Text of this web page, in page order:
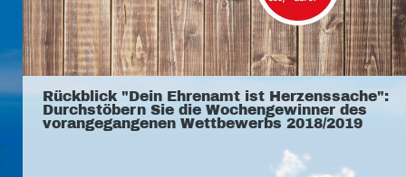
Rückblick "Dein Ehrenamt ist Herzenssache":
Durchstöbern Sie die Wochengewinner des
vorangegangenen Wettbewerbs 2018/2019